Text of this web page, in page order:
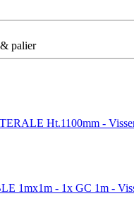
palier
Ht.1100mm -
1mx1m - 1x GC 1m -